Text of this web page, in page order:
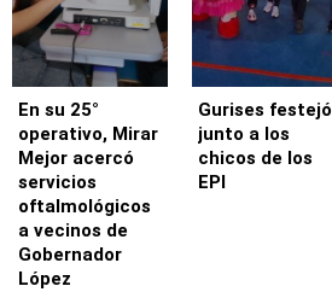
En su 25°
operativo, Mirar
Mejor acercó
servicios
oftalmológicos
a vecinos de
Gobernador
López
Gurises festejó
junto a los
chicos de los
EPI